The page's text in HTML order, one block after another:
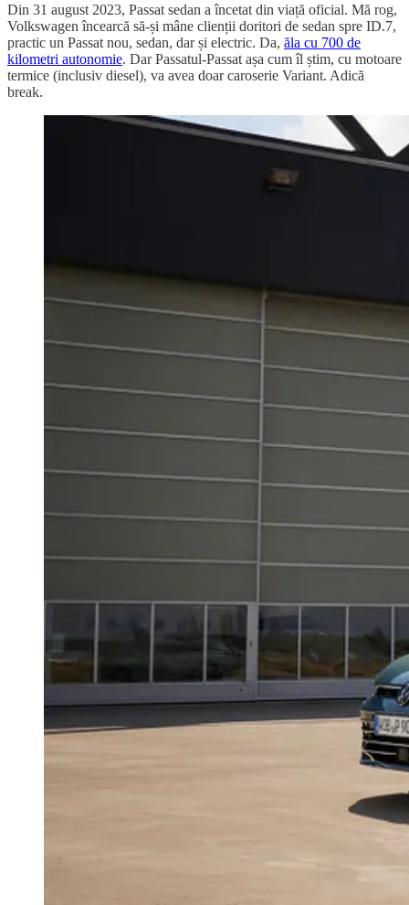
Din 31 august 2023, Passat sedan a încetat din viață oficial. Mă rog,
Volkswagen încearcă să-și mâne clienții doritori de sedan spre ID.7,
practic un Passat nou, sedan, dar și electric. Da, ăla cu 700 de
kilometri autonomie. Dar Passatul-Passat așa cum îl știm, cu motoare
termice (inclusiv diesel), va avea doar caroserie Variant. Adică
break.